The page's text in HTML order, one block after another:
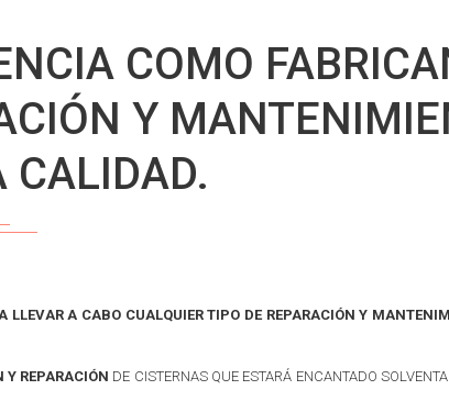
COMO
Y
CALIDAD.
LLEVAR A CABO CUALQUIER TIPO DE REPARACIÓN Y
Y REPARACIÓN DE CISTERNAS QUE ESTARÁ ENCANTADO